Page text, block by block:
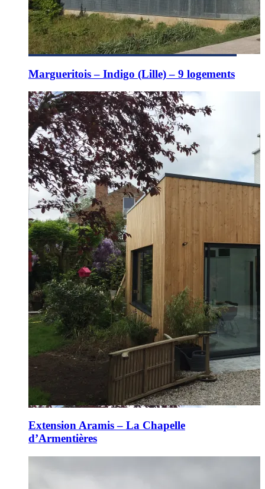
Margueritois – Indigo (Lille) – 9 logements
Extension Aramis – La Chapelle
d’Armentières